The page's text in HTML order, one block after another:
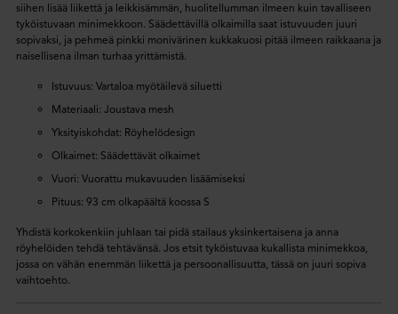
siihen lisää liikettä ja leikkisämmän, huolitellumman ilmeen kuin tavalliseen
tyköistuvaan minimekkoon. Säädettävillä olkaimilla saat istuvuuden juuri
sopivaksi, ja pehmeä pinkki monivärinen kukkakuosi pitää ilmeen raikkaana ja
naisellisena ilman turhaa yrittämistä.
Istuvuus: Vartaloa myötäilevä siluetti
Materiaali: Joustava mesh
Yksityiskohdat: Röyhelödesign
Olkaimet: Säädettävät olkaimet
Vuori: Vuorattu mukavuuden lisäämiseksi
Pituus: 93 cm olkapäältä koossa S
Yhdistä korkokenkiin juhlaan tai pidä stailaus yksinkertaisena ja anna
röyhelöiden tehdä tehtävänsä. Jos etsit tyköistuvaa kukallista minimekkoa,
jossa on vähän enemmän liikettä ja persoonallisuutta, tässä on juuri sopiva
vaihtoehto.